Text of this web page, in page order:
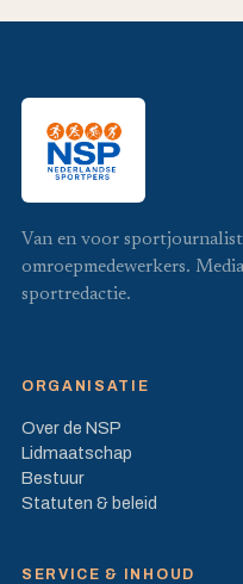
Van en voor
omroepmedewerkers.
sportredactie.
ORGANISATIE
Over de NSP
Lidmaatschap
Bestuur
Statuten & beleid
SERVICE & INHOUD